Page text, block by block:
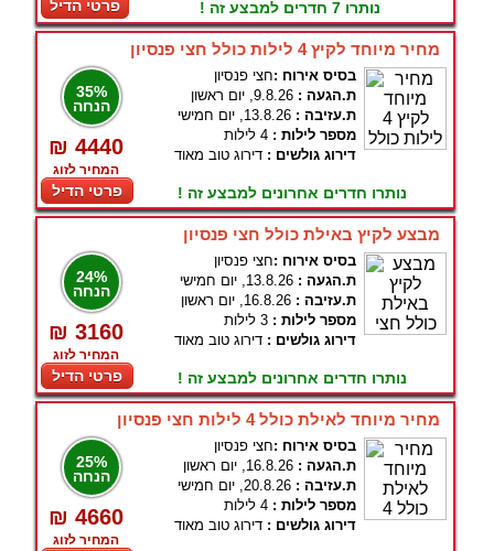
פרטי הדיל נותרו 7 חדרים למבצע זה !
מחיר מיוחד לקיץ 4 לילות כולל חצי פנסיון
35%
הנחה
₪ 4440
המחיר לזוג
פרטי הדיל
בסיס אירוח :חצי פנסיון
ת.הגעה : 9.8.26, יום ראשון
ת.עזיבה : 13.8.26, יום חמישי
מספר לילות : 4 לילות
דירוג גולשים : דירוג טוב מאוד
נותרו חדרים אחרונים למבצע זה !
מבצע לקיץ באילת כולל חצי פנסיון
24%
הנחה
₪ 3160
המחיר לזוג
פרטי הדיל
בסיס אירוח :חצי פנסיון
ת.הגעה : 13.8.26, יום חמישי
ת.עזיבה : 16.8.26, יום ראשון
מספר לילות : 3 לילות
דירוג גולשים : דירוג טוב מאוד
נותרו חדרים אחרונים למבצע זה !
מחיר מיוחד לאילת כולל 4 לילות חצי פנסיון
25%
הנחה
₪ 4660
המחיר לזוג
בסיס אירוח :חצי פנסיון
ת.הגעה : 16.8.26, יום ראשון
ת.עזיבה : 20.8.26, יום חמישי
מספר לילות : 4 לילות
דירוג גולשים : דירוג טוב מאוד